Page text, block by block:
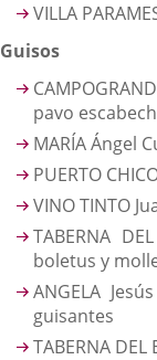
VILLA
Guisos
pavo
MARÍA Ángel
PUERTO
VINO TINTO
TABERNA
boletus y
ANGELA
guisantes
TABERNA